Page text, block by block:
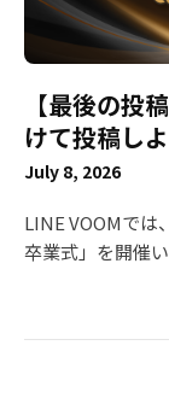
だち追加してキ
する企画を実施
れていて分かりやすいです😊 以
法を動画内で説
ちゃん＆えびちゃん アジーン 💡 ベストアイディア
実施！1対1のメ
の方は嬉しかったはず😍 🎉 入賞（賞金
不同 わさびの食
【最後の投
けて投稿しよ
July 8, 2026
LINE VOOMでは
卒業式」を開催
OK！これまで